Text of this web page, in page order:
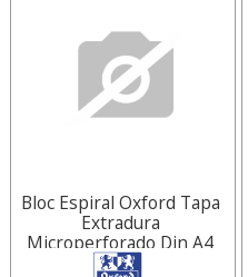
Bloc Espiral Oxford Tapa
Extradura
Microperforado Din A4
80 Hojas Cuadros 5mm